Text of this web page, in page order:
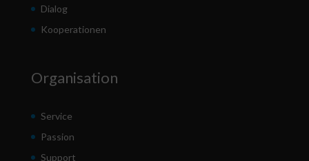
Dialog
Kooperationen
Organisation
Service
Passion
Support